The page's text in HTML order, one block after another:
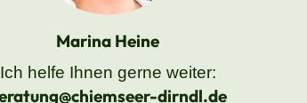
Marina Heine
Ich helfe Ihnen gerne weiter:
dirndl.de